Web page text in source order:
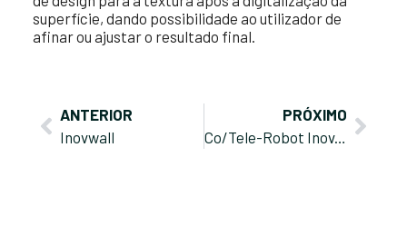
superfície, dando possibilidade ao utilizador de
afinar ou ajustar o resultado final.
ANTERIOR
Inovwall
PRÓXIMO
Co/Tele-Robot Inovstone 4.0